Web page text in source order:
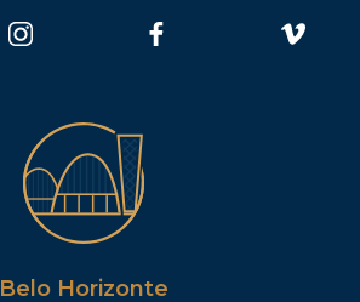
Belo Horizonte